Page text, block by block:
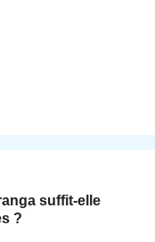
suffit-elle
?